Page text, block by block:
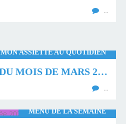
…
MON ASSIETTE AU QUOTIDIEN
MES ASSIETTES DU MOIS DE MARS 2022 💖
…
MENU DE LA SEMAINE